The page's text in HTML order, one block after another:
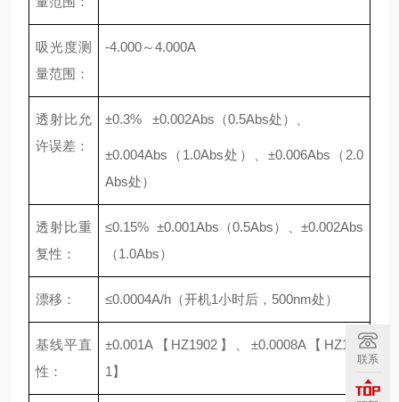
吸光度测
量范围：
-4.000～4.000A
透射比允
许误差：
±0.3% ±0.002Abs（0.5Abs处）、
±0.004Abs（1.0Abs处）、±0.006Abs（2.0
Abs处）
透射比重
复性：
≤0.15% ±0.001Abs（0.5Abs）、±0.002Abs
（1.0Abs）
漂移： ≤0.0004A/h（开机1小时后，500nm处）
基线平直
性：
±0.001A【HZ1902】、±0.0008A【HZ190
1】
联系